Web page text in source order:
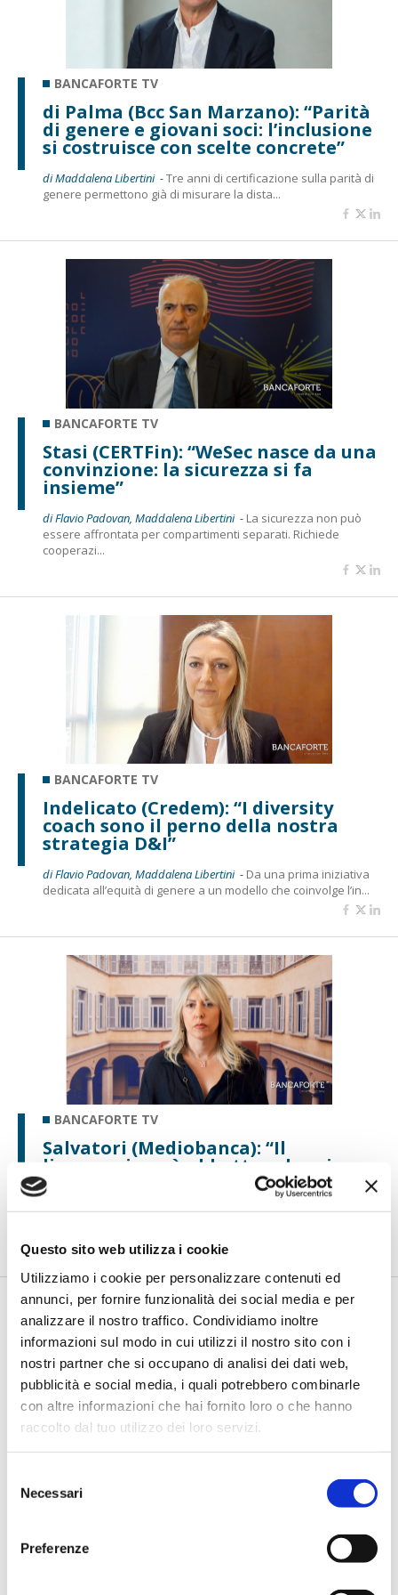
Questo sito web utilizza i cookie
Utilizziamo i cookie per personalizzare contenuti ed
annunci, per fornire funzionalità dei social media e per
analizzare il nostro traffico. Condividiamo inoltre
informazioni sul modo in cui utilizzi il nostro sito con i
nostri partner che si occupano di analisi dei dati web,
pubblicità e social media, i quali potrebbero combinarle
con altre informazioni che hai fornito loro o che hanno
raccolto dal tuo utilizzo dei loro servizi.
delNecessari
Preferenze
BANCAFORTE TV
di Palma (Bcc San Marzano): “Parità
di genere e giovani soci: l’inclusione
si costruisce con scelte concrete”
di Maddalena Libertini -Tre anni di certificazione sulla parità di
genere permettono già di misurare la dista...
BANCAFORTE TV
Stasi (CERTFin): “WeSec nasce da una
convinzione: la sicurezza si fa
insieme”
di Flavio Padovan, Maddalena Libertini - La sicurezza non può
essere affrontata per compartimenti separati. Richiede
cooperazi...
BANCAFORTE TV
Indelicato (Credem): “I diversity
coach sono il perno della nostra
strategia D&I”
di Flavio Padovan, Maddalena Libertini - Da una prima iniziativa
dedicata all’equità di genere a un modello che coinvolge l’in...
BANCAFORTE TV
Salvatori (Mediobanca): “Il
linguaggio può abbattere barriere e
costruire inclusione”
di Flavio Padovan, Maddalena Libertini -Cambiare le parole è
Petrella (BPER Banca): “La GenAI
rafforza i controlli e valorizza il
di Flavio Padovan, Maddalena Libertini -
Rendere i controlli di